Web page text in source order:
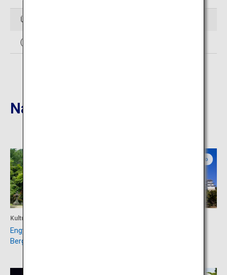
Über den Kauf von Tickets
(Auf Japanisch)
Nahgelegene Reiseziele
Kultur
Engyo-ji-Tempel auf dem
Berg Shosha
Hyogo